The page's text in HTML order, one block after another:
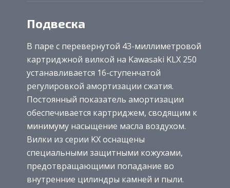
Подвеска
В паре с перевернутой 43-миллиметровой
картриджной вилкой на Kawasaki KLX 250
устанавливается 16-ступенчатой
регулировкой амортизации сжатия.
Постоянный показатель амортизации
обеспечивается картриджем, сводящим к
минимуму насыщение масла воздухом.
Вилки из серии KX оснащены
специальными защитными кожухами,
предотвращающими попадание во
внутренние цилиндры камней и пыли.